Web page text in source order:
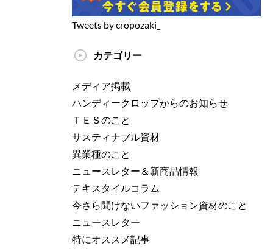
Tweets by cropozaki_
カテゴリー
メディア掲載
ハンディークロップからのお知らせ
ＴＥＳのこと
サスティナブル資材
異業種のこと
ニュースレター＆新商品情報
テキスタイルコラム
今さら聞けないファッション資材のこと
ニュースレター
特にオススメ記事